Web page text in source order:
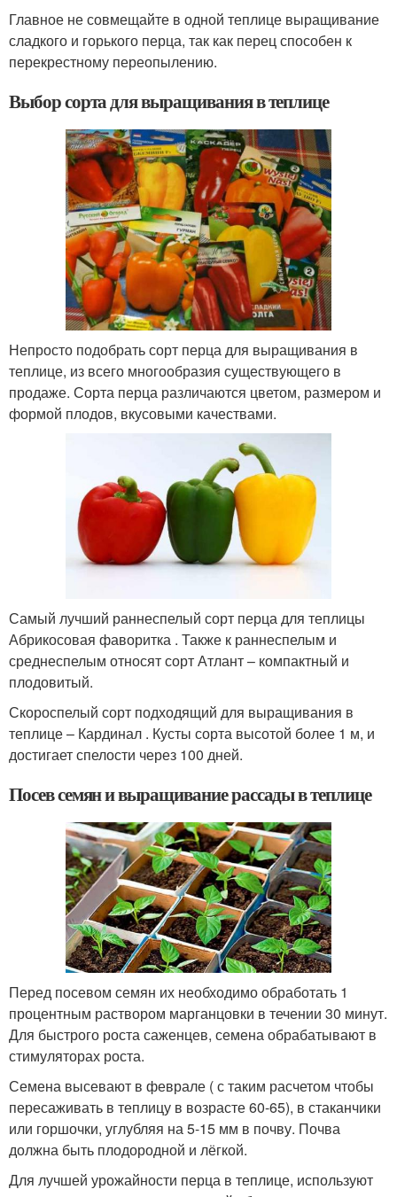
Главное не совмещайте в одной теплице выращивание
сладкого и горького перца, так как перец способен к
перекрестному переопылению.
Выбор сорта для выращивания в теплице
Непросто подобрать сорт перца для выращивания в
теплице, из всего многообразия существующего в
продаже. Сорта перца различаются цветом, размером и
формой плодов, вкусовыми качествами.
Самый лучший раннеспелый сорт перца для теплицы
Абрикосовая фаворитка . Также к раннеспелым и
среднеспелым относят сорт Атлант – компактный и
плодовитый.
Скороспелый сорт подходящий для выращивания в
теплице – Кардинал . Кусты сорта высотой более 1 м, и
достигает спелости через 100 дней.
Посев семян и выращивание рассады в теплице
Перед посевом семян их необходимо обработать 1
процентным раствором марганцовки в течении 30 минут.
Для быстрого роста саженцев, семена обрабатывают в
стимуляторах роста.
Семена высевают в феврале ( с таким расчетом чтобы
пересаживать в теплицу в возрасте 60-65), в стаканчики
или горшочки, углубляя на 5-15 мм в почву. Почва
должна быть плодородной и лёгкой.
Для лучшей урожайности перца в теплице, используют